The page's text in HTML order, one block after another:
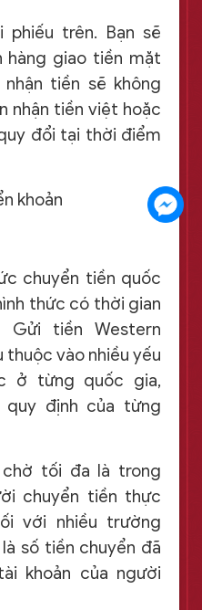
phiếu trên. Bạn sẽ
hàng giao tiền mặt
tiền sẽ không
nhận tiền việt hoặc
đổi tại thời điểm
khoản
chuyển tiền quốc
thức có thời gian
Gửi tiền Western
thuộc vào nhiều yếu
ở từng quốc gia,
quy định của từng
chờ tối đa là trong
chuyển tiền thực
với nhiều trường
số tiền chuyển đã
khoản của người